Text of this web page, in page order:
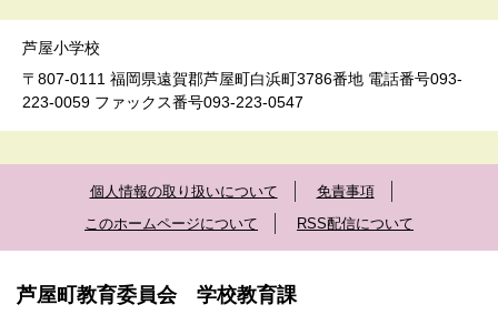
芦屋小学校
〒807-0111 福岡県遠賀郡芦屋町白浜町3786番地 電話番号093-
223-0059 ファックス番号093-223-0547
個人情報の取り扱いについて
免責事項
このホームページについて
RSS配信について
芦屋町教育委員会 学校教育課